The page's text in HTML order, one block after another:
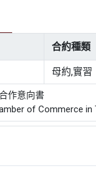
合約種類
母約,實習
作意向書
of Commerce in